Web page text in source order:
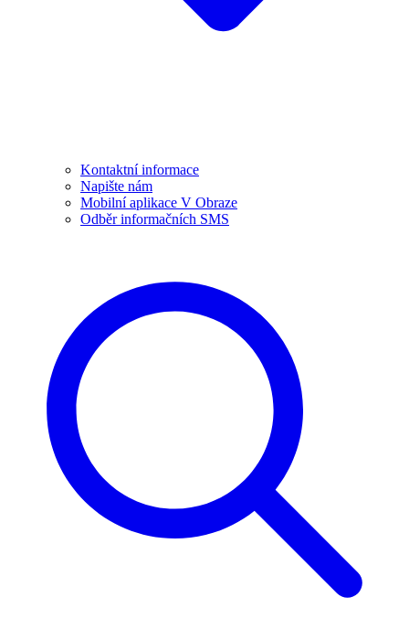
Kontaktní informace
Napište nám
Mobilní aplikace V Obraze
Odběr informačních SMS